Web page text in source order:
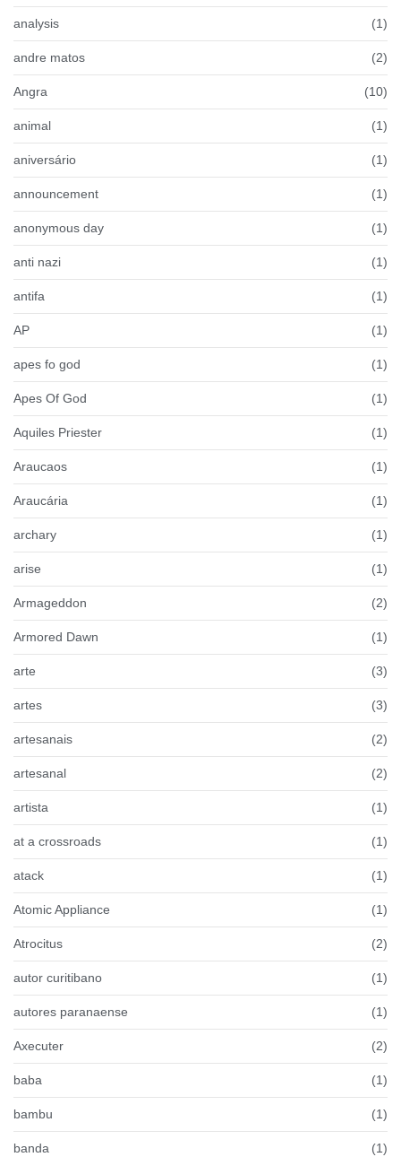
analysis (1)
andre matos (2)
Angra (10)
animal (1)
aniversário (1)
announcement (1)
anonymous day (1)
anti nazi (1)
antifa (1)
AP (1)
apes fo god (1)
Apes Of God (1)
Aquiles Priester (1)
Araucaos (1)
Araucária (1)
archary (1)
arise (1)
Armageddon (2)
Armored Dawn (1)
arte (3)
artes (3)
artesanais (2)
artesanal (2)
artista (1)
at a crossroads (1)
atack (1)
Atomic Appliance (1)
Atrocitus (2)
autor curitibano (1)
autores paranaense (1)
Axecuter (2)
baba (1)
bambu (1)
banda (1)